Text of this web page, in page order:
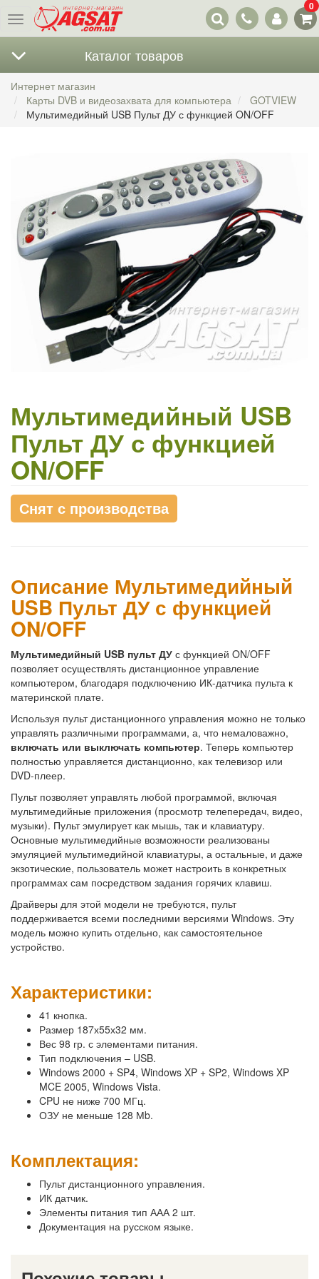
Меню
Наши
контакты
0
Каталог товаров
Интернет магазин
Карты DVB и видеозахвата для компьютера
GOTVIEW
Мультимедийный USB Пульт ДУ с функцией ON/OFF
Мультимедийный USB
Пульт ДУ с функцией
ON/OFF
Снят с производства
Описание Мультимедийный
USB Пульт ДУ с функцией
ON/OFF
Мультимедийный USB пульт ДУ с функцией ON/OFF
позволяет осуществлять дистанционное управление
компьютером, благодаря подключению ИК-датчика пульта к
материнской плате.
Используя пульт дистанционного управления можно не только
управлять различными программами, а, что немаловажно,
включать или выключать компьютер. Теперь компьютер
полностью управляется дистанционно, как телевизор или
DVD-плеер.
Пульт позволяет управлять любой программой, включая
мультимедийные приложения (просмотр телепередач, видео,
музыки). Пульт эмулирует как мышь, так и клавиатуру.
Основные мультимедийные возможности реализованы
эмуляцией мультимедийной клавиатуры, а остальные, и даже
экзотические, пользователь может настроить в конкретных
программах сам посредством задания горячих клавиш.
Драйверы для этой модели не требуются, пульт
поддерживается всеми последними версиями Windows. Эту
модель можно купить отдельно, как самостоятельное
устройство.
Характеристики:
41 кнопка.
Размер 187х55х32 мм.
Вес 98 гр. с элементами питания.
Тип подключения – USB.
Windows 2000 + SP4, Windows XP + SP2, Windows XP
MCE 2005, Windows Vista.
CPU не ниже 700 МГц.
ОЗУ не меньше 128 Мb.
Комплектация:
Пульт дистанционного управления.
ИК датчик.
Элементы питания тип ААА 2 шт.
Документация на русском языке.